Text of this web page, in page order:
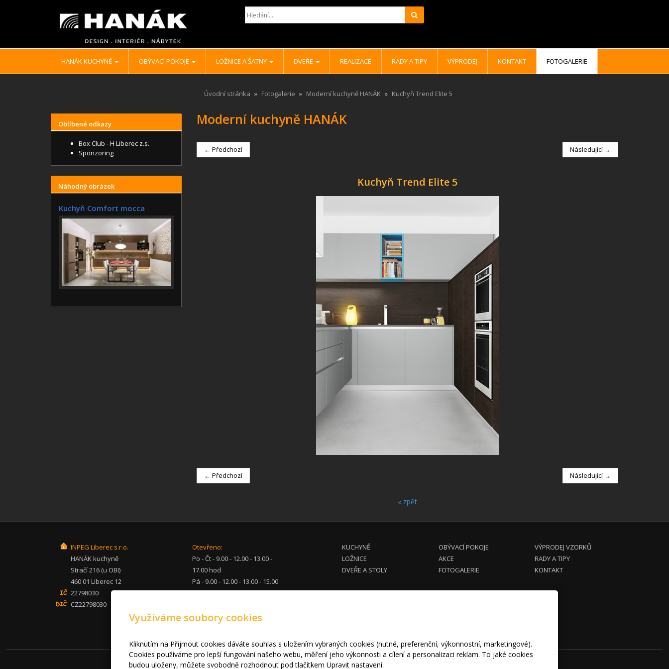
HANÁK KUCHYNĚ OBÝVACÍ POKOJE LOŽNICE A ŠATNY DVEŘE REALIZACE RADY A TIPY VÝPRODEJ KONTAKT FOTOGALERIE
Úvodní stránka Fotogalerie Moderní kuchyně HANÁK Kuchyň Trend Elite 5
Moderní kuchyně HANÁK
← Předchozí Následující →
Kuchyň Trend Elite 5
← Předchozí Následující →
« zpět
Oblíbené odkazy
Box Club - H Liberec z.s.
Sponzoring
Náhodný obrázek
Kuchyň Comfort mocca
INPEG Liberec s.r.o.
HANÁK kuchyně
Stračí 216 (u OBI)
460 01 Liberec 12
22798030
CZ22798030
Otevřeno:
Po - Čt - 9.00 - 12.00 - 13.00 -
17.00 hod
Pá - 9.00 - 12.00 - 13.00 - 15.00
hod
inpeg@inpeg.cz
KUCHYNĚ
LOŽNICE
DVEŘE A STOLY
OBÝVACÍ POKOJE
AKCE
FOTOGALERIE
VÝPRODEJ VZORKŮ
RADY A TIPY
KONTAKT
© 2010 - 2024 INPEG Liberec s.r.o. HANÁK kuchyně - Radost Vařit
Využíváme soubory cookies
Kliknutím na Přijmout cookies dáváte souhlas s uložením vybraných cookies (nutné, preferenční, výkonnostní, marketingové).
Cookies používáme pro lepší fungování našeho webu, měření jeho výkonnosti a cílení a personalizaci reklam. To jaké cookies
budou uloženy, můžete svobodně rozhodnout pod tlačítkem Upravit nastavení.